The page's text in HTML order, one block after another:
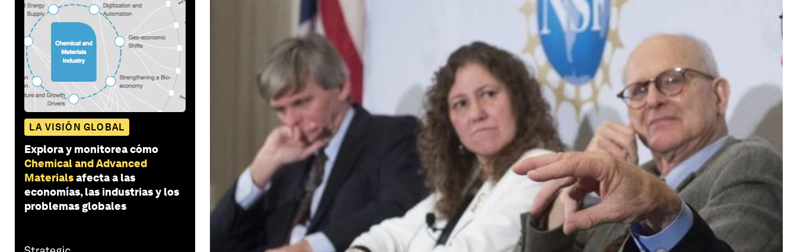
LA VISIÓN GLOBAL
Explora y monitorea cómo
Chemical and Advanced
Materialsafecta a las
economías, las industrias y los
problemas globales